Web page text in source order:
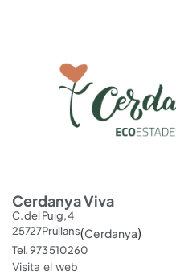
Cerdanya Viva
C. del Puig, 4
25727Prullans(Cerdanya)
Tel. 973 510 260
Visita el web